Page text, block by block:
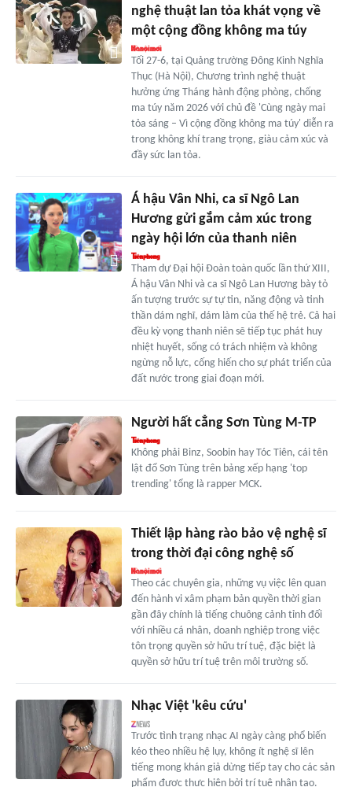
nghệ thuật lan tỏa khát vọng về
một cộng đồng không ma túy
Tối 27-6, tại Quảng trường Đông Kinh Nghĩa
Thục (Hà Nội), Chương trình nghệ thuật
hưởng ứng Tháng hành động phòng, chống
ma túy năm 2026 với chủ đề 'Cùng ngày mai
tỏa sáng – Vì cộng đồng không ma túy' diễn ra
trong không khí trang trọng, giàu cảm xúc và
đầy sức lan tỏa.
Á hậu Vân Nhi, ca sĩ Ngô Lan
Hương gửi gắm cảm xúc trong
ngày hội lớn của thanh niên
Tham dự Đại hội Đoàn toàn quốc lần thứ XIII,
Á hậu Vân Nhi và ca sĩ Ngô Lan Hương bày tỏ
ấn tượng trước sự tự tin, năng động và tinh
thần dám nghĩ, dám làm của thế hệ trẻ. Cả hai
đều kỳ vọng thanh niên sẽ tiếp tục phát huy
nhiệt huyết, sống có trách nhiệm và không
ngừng nỗ lực, cống hiến cho sự phát triển của
đất nước trong giai đoạn mới.
Người hất cẳng Sơn Tùng M-TP
Không phải Binz, Soobin hay Tóc Tiên, cái tên
lật đổ Sơn Tùng trên bảng xếp hạng 'top
trending' tổng là rapper MCK.
Thiết lập hàng rào bảo vệ nghệ sĩ
trong thời đại công nghệ số
Theo các chuyên gia, những vụ việc lên quan
đến hành vi xâm phạm bản quyền thời gian
gần đây chính là tiếng chuông cảnh tỉnh đối
với nhiều cá nhân, doanh nghiệp trong việc
tôn trọng quyền sở hữu trí tuệ, đặc biệt là
quyền sở hữu trí tuệ trên môi trường số.
Nhạc Việt 'kêu cứu'
Trước tình trạng nhạc AI ngày càng phổ biến
kéo theo nhiều hệ lụy, không ít nghệ sĩ lên
tiếng mong khán giả dừng tiếp tay cho các sản
phẩm được thực hiện bởi trí tuệ nhân tạo.